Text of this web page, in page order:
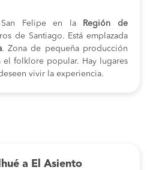
Felipe en la
Región de
de Santiago. Está emplazada
. Zona de pequeña producción
el folklore popular. Hay lugares
vivir la experiencia.
a El Asiento